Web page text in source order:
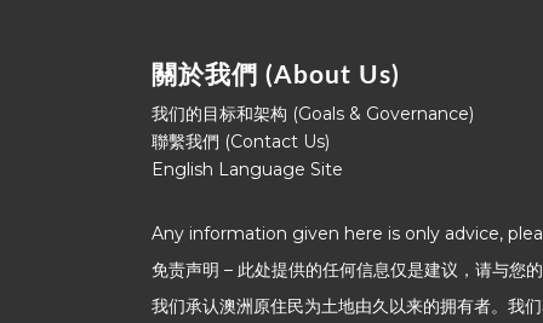
關於我們 (About Us)
我们的目标和架构 (Goals & Governance)
聯繫我們 (Contact Us)
English Language Site
Any information given here is only advice,
免责声明 – 此处提供的任何信息仅是建议，请与您
我们承认澳洲原住民为土地由久以来的拥有者。我